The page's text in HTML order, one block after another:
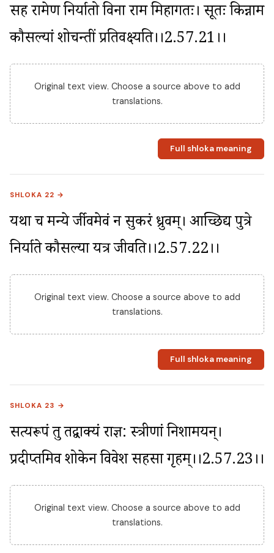
सह रामेण निर्यातो विना राम मिहागतः। सूतः किन्नाम
कौसल्यां शोचन्तीं प्रतिवक्ष्यति।।2.57.21।।
Original text view. Choose a source above to add
translations.
Full shloka meaning
SHLOKA 22 →
यथा च मन्ये दुर्जीवमेवं न सुकरं ध्रुवम्। आच्छिद्य पुत्रे
निर्याते कौसल्या यत्र जीवति।।2.57.22।।
Original text view. Choose a source above to add
translations.
Full shloka meaning
SHLOKA 23 →
सत्यरूपं तु तद्वाक्यं राज्ञ: स्त्रीणां निशामयन्।
प्रदीप्तमिव शोकेन विवेश सहसा गृहम्।।2.57.23।।
Original text view. Choose a source above to add
translations.